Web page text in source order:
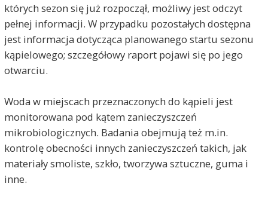
których sezon się już rozpoczął, możliwy jest odczyt
pełnej informacji. W przypadku pozostałych dostępna
jest informacja dotycząca planowanego startu sezonu
kąpielowego; szczegółowy raport pojawi się po jego
otwarciu.
Woda w miejscach przeznaczonych do kąpieli jest
monitorowana pod kątem zanieczyszczeń
mikrobiologicznych. Badania obejmują też m.in.
kontrolę obecności innych zanieczyszczeń takich, jak
materiały smoliste, szkło, tworzywa sztuczne, guma i
inne.